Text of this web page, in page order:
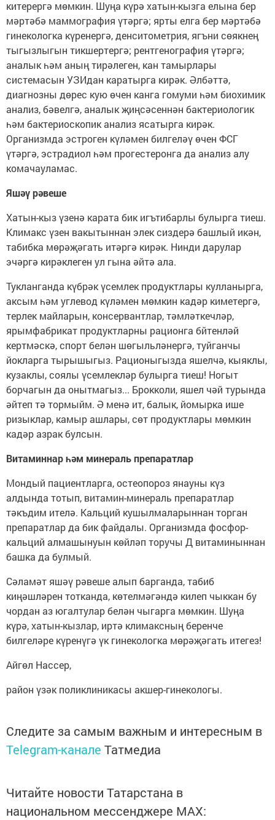
китерергә мөмкин. Шуңа күрә хатын-кызга елына бер
мәртәбә маммография үтәргә; ярты елга бер мәртәбә
гинекологка күренергә, денситометрия, ягъни сөякнең
тыгызлыгын тикшертергә; рентгенография үтәргә;
аналык һәм аның тирәлеген, кан тамырлары
системасын УЗИдан каратырга кирәк. Әлбәттә,
диагнозны дөрес кую өчен канга гомуми һәм биохимик
анализ, бәвелгә, аналык җиңсәсеннән бактериологик
һәм бактериоскопик анализ ясатырга кирәк.
Организмда эстроген күләмен билгеләү өчен ФСГ
үтәргә, эстрадиол һәм прогестеронга да анализ алу
комачауламас.
Яшәү рәвеше
Хатын-кыз үзенә карата бик игътибарлы булырга тиеш.
Климакс үзен вакытыннан элек сиздерә башлый икән,
табибка мөрәҗәгать итәргә кирәк. Нинди дарулар
эчәргә кирәклеген ул гына әйтә ала.
Тукланганда күбрәк үсемлек продуктлары кулланырга,
аксым һәм углевод күләмен мөмкин кадәр киметергә,
терлек майларын, консервантлар, тәмләткечләр,
ярымфабрикат продуктларны рационга бйтенләй
кертмәскә, спорт белән шөгыльләнергә, туйганчы
йокларга тырышыгыз. Рационыгызда яшелчә, кыяклы,
кузаклы, соялы үсемлекләр булырга тиеш! Ногыт
борчагын да онытмагыз... Брокколи, яшел чәй турында
әйтеп тә тормыйм. Ә менә ит, балык, йомырка ише
ризыклар, камыр ашлары, сөт продуктлары мөмкин
кадәр азрак булсын.
Витаминнар һәм минераль препаратлар
Мондый пациентларга, остеопороз янауны күз
алдында тотып, витамин-минераль препаратлар
тәкъдим ителә. Кальций кушылмаларыннан торган
препаратлар да бик файдалы. Организмда фосфор-
кальций алмашынуын көйләп торучы Д витаминыннан
башка да булмый.
Сәламәт яшәү рәвеше алып барганда, табиб
киңәшләрен тотканда, көтелмәгәндә килеп чыккан бу
чордан аз югалтулар белән чыгарга мөмкин. Шуңа
күрә, хатын-кызлар, иртә климаксның беренче
билгеләре күренүгә үк гинекологка мөрәҗәгать итегез!
Айгөл Нассер,
район үзәк поликлиникасы акшер-гинекологы.
Следите за самым важным и интересным в
Telegram-канале Татмедиа
Читайте новости Татарстана в
национальном мессенджере MАХ: